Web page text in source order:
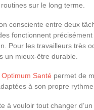
sur le long terme.
consciente entre deux
fonctionnent précisément
Pour les travailleurs très
un mieux-être durable.
Santé permet de
à son propre rythme
à vouloir tout changer